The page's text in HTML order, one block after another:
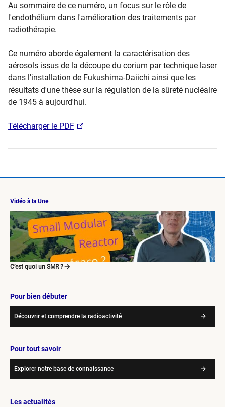
Au sommaire de ce numéro, un focus sur le rôle de
l'endothélium dans l'amélioration des traitements par
radiothérapie.
Ce numéro aborde également la caractérisation des
aérosols issus de la découpe du corium par technique laser
dans l'installation de Fukushima-Daiichi ainsi que les
résultats d'une thèse sur la régulation de la sûreté nucléaire
de 1945 à aujourd'hui.
Télécharger le PDF
Vidéo à la Une
C’est quoi un SMR ?
Pour bien débuter
Découvrir et comprendre la radioactivité
Pour tout savoir
Explorer notre base de connaissance
Les actualités